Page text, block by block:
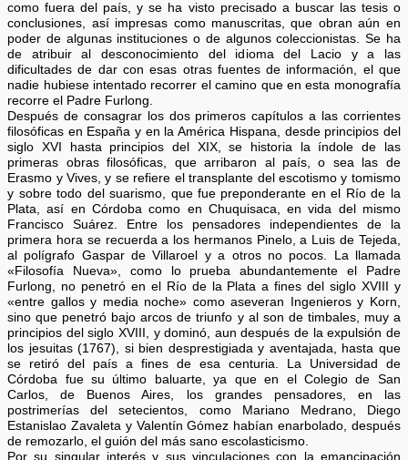
como fuera del país, y se ha visto precisado a buscar las tesis o
conclusiones, así impresas como manuscritas, que obran aún en
poder de algunas instituciones o de algunos coleccionistas. Se ha
de atribuir al desconocimiento del idioma del Lacio y a las
dificultades de dar con esas otras fuentes de información, el que
nadie hubiese intentado recorrer el camino que en esta monografía
recorre el Padre Furlong.
Después de consagrar los dos primeros capítulos a las corrientes
filosóficas en España y en la América Hispana, desde principios del
siglo XVI hasta principios del XIX, se historia la índole de las
primeras obras filosóficas, que arribaron al país, o sea las de
Erasmo y Vives, y se refiere el transplante del escotismo y tomismo
y sobre todo del suarismo, que fue preponderante en el Río de la
Plata, así en Córdoba como en Chuquisaca, en vida del mismo
Francisco Suárez. Entre los pensadores independientes de la
primera hora se recuerda a los hermanos Pinelo, a Luis de Tejeda,
al polígrafo Gaspar de Villaroel y a otros no pocos. La llamada
«Filosofía Nueva», como lo prueba abundantemente el Padre
Furlong, no penetró en el Río de la Plata a fines del siglo XVIII y
«entre gallos y media noche» como aseveran Ingenieros y Korn,
sino que penetró bajo arcos de triunfo y al son de timbales, muy a
principios del siglo XVIII, y dominó, aun después de la expulsión de
los jesuitas (1767), si bien desprestigiada y aventajada, hasta que
se retiró del país a fines de esa centuria. La Universidad de
Córdoba fue su último baluarte, ya que en el Colegio de San
Carlos, de Buenos Aires, los grandes pensadores, en las
postrimerías del setecientos, como Mariano Medrano, Diego
Estanislao Zavaleta y Valentín Gómez habían enarbolado, después
de remozarlo, el guión del más sano escolasticismo.
Por su singular interés y sus vinculaciones con la emancipación